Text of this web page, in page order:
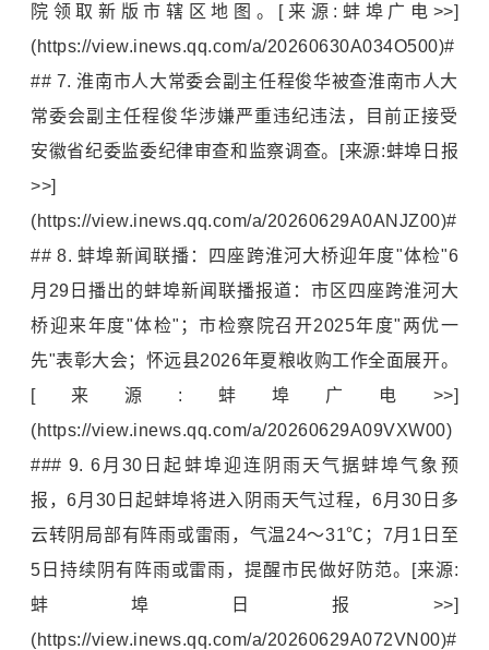
院领取新版市辖区地图。[来源:蚌埠广电>>]
(https://view.inews.qq.com/a/20260630A034O500)#
## 7. 淮南市人大常委会副主任程俊华被查淮南市人大
常委会副主任程俊华涉嫌严重违纪违法，目前正接受
安徽省纪委监委纪律审查和监察调查。[来源:蚌埠日报
>>]
(https://view.inews.qq.com/a/20260629A0ANJZ00)#
## 8. 蚌埠新闻联播：四座跨淮河大桥迎年度"体检"6
月29日播出的蚌埠新闻联播报道：市区四座跨淮河大
桥迎来年度"体检"；市检察院召开2025年度" 两优一
先"表彰大会；怀远县2026年夏粮收购工作全面展开。
[来源:蚌埠广电>>]
(https://view.inews.qq.com/a/20260629A09VXW00)
### 9. 6月30日起蚌埠迎连阴雨天气据蚌埠气象预
报，6月30日起蚌埠将进入阴雨天气过程，6月30日多
云转阴局部有阵雨或雷雨，气温24～31℃；7月1日至
5日持续阴有阵雨或雷雨，提醒市民做好防范。[来源:
蚌埠日报>>]
(https://view.inews.qq.com/a/20260629A072VN00)#